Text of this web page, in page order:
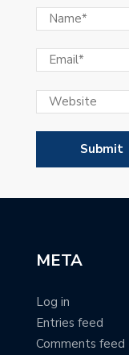
META
Log in
Entries feed
Comments feed